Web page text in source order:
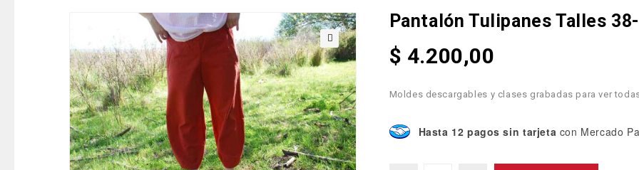
🔍
Pantalón Tulipanes Talles
$ 4.200,00
Moldes descargables y clases grabadas para ver
Hasta 12 pagos sin tarjeta con Mercado